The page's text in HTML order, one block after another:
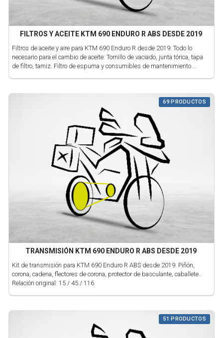
FILTROS Y ACEITE KTM 690 ENDURO R ABS DESDE 2019
Filtros de aceite y aire para KTM 690 Enduro R desde 2019. Todo lo
necesario para el cambio de aceite: Tornillo de vaciado, junta tórica, tapa
de filtro, tamiz. Filtro de espuma y consumibles de mantenimiento.
69 PRODUCTOS
TRANSMISIÓN KTM 690 ENDURO R ABS DESDE 2019
Kit de transmisión para KTM 690 Enduro R ABS desde 2019. Piñón,
corona, cadena, flectores de corona, protector de basculante, caballete..
Relación original: 15 / 45 / 116
51 PRODUCTOS